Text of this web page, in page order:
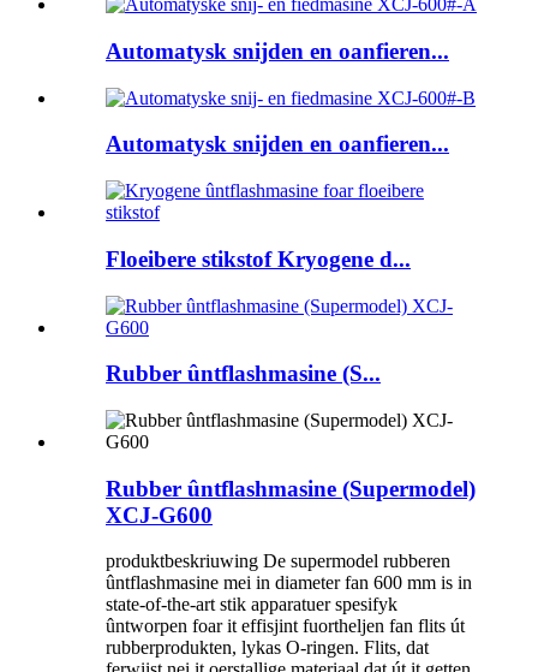
Automatysk snijden en oanfieren...
Automatysk snijden en oanfieren...
Floeibere stikstof Kryogene d...
Rubber ûntflashmasine (S...
Rubber ûntflashmasine (Supermodel)
XCJ-G600
produktbeskriuwing De supermodel rubberen
ûntflashmasine mei in diameter fan 600 mm is in
state-of-the-art stik apparatuer spesifyk
ûntworpen foar it effisjint fuortheljen fan flits út
rubberprodukten, lykas O-ringen. Flits, dat